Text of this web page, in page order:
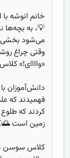
خانم انوشه
💡، به
می‌شود بخشی
وقتی چراغ
«واااای!»
دانش‌آموزان
فهمیدند که
کردند که
زمین است